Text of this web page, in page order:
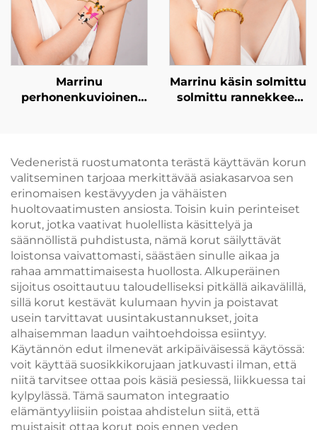
kiinnitysosalla
varustettu luksuskoru
Marrinu
perhonenkuvioinen
Marrinu käsin solmittu
solmittu rannekkeet
Vedeneristä ruostumatonta terästä käyttävän korun
valitseminen tarjoaa merkittävää asiakasarvoa sen
erinomaisen kestävyyden ja vähäisten
huoltovaatimusten ansiosta. Toisin kuin perinteiset
korut, jotka vaativat huolellista käsittelyä ja
säännöllistä puhdistusta, nämä korut säilyttävät
loistonsa vaivattomasti, säästäen sinulle aikaa ja
rahaa ammattimaisesta huollosta. Alkuperäinen
sijoitus osoittautuu taloudelliseksi pitkällä aikavälillä,
sillä korut kestävät kulumaan hyvin ja poistavat
usein tarvittavat uusintakustannukset, joita
alhaisemman laadun vaihtoehdoissa esiintyy.
Käytännön edut ilmenevät arkipäiväisessä käytössä:
voit käyttää suosikkikorujaan jatkuvasti ilman, että
niitä tarvitsee ottaa pois käsiä pesiessä, liikkuessa tai
kylpylässä. Tämä saumaton integraatio
elämäntyyliisiin poistaa ahdistelun siitä, että
muistaisit ottaa korut pois ennen veden